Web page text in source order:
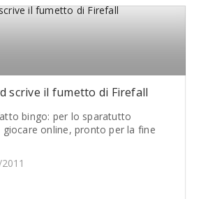
scrive il fumetto di Firefall
bingo: per lo sparatutto
online, pronto per la fine